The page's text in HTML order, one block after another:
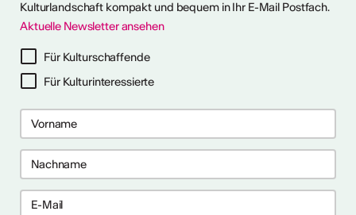
2027 in Prag
bis 28. April 2027) ist ein 10-
für Recherche-,
Es bietet
kollektive Begleitung und
10. September
Kulturlandschaft kompakt und bequem in Ihr E-Mail Postfach.
Aktuelle Newsletter ansehen
Für Kulturschaffende
Für Kulturinteressierte